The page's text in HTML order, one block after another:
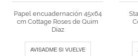
Papel encuadernación 45x64
cm Cottage Roses de Quim
Díaz
AVISADME SI VUELVE